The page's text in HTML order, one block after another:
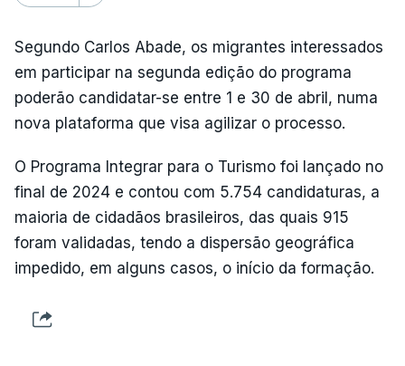
Segundo Carlos Abade, os migrantes interessados
em participar na segunda edição do programa
poderão candidatar-se entre 1 e 30 de abril, numa
nova plataforma que visa agilizar o processo.
O Programa Integrar para o Turismo foi lançado no
final de 2024 e contou com 5.754 candidaturas, a
maioria de cidadãos brasileiros, das quais 915
foram validadas, tendo a dispersão geográfica
impedido, em alguns casos, o início da formação.